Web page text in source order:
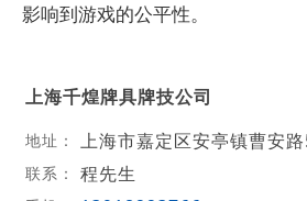
影响到游戏的公平性。
上海千煌牌具牌技公司
地址： 上海市嘉定区安亭镇曹安
联系： 程先生